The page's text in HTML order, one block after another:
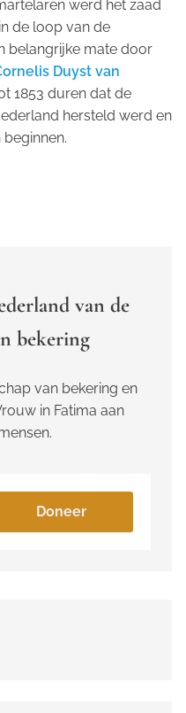
werd het zaad
de loop van de
belangrijke mate door
Duyst van
1853 duren dat de
hersteld werd en
van de
bekering
van bekering en
in Fatima aan
Doneer